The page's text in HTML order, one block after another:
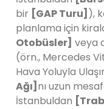
bir [GAP Turu] ),
planlama için
Otobüsler] veya
(örn., Mercedes
Hava Yoluyla
Ağı] nı uzun
İstanbuldan